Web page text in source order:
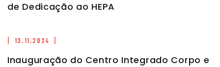
de Dedicação ao HEPA
| 13.11.2024 |
Inauguração do Centro Integrado Corpo e